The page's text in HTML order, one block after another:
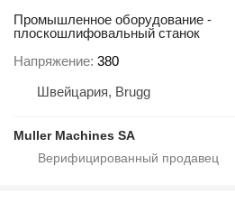
Промышленное оборудование -
плоскошлифовальный станок
Напряжение 380
Швейцария, Brugg
Muller Machines SA